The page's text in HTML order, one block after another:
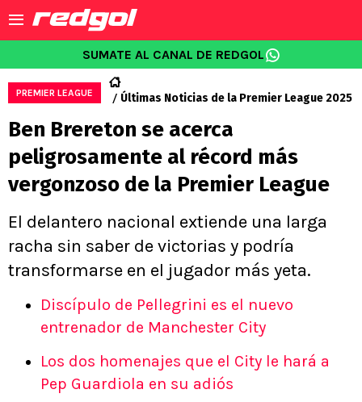
SUMATE AL CANAL DE REDGOL
PREMIER LEAGUE Últimas Noticias de la Premier League 2025
Ben Brereton se acerca
peligrosamente al récord más
vergonzoso de la Premier League
El delantero nacional extiende una larga
racha sin saber de victorias y podría
transformarse en el jugador más yeta.
Discípulo de Pellegrini es el nuevo
entrenador de Manchester City
Los dos homenajes que el City le hará a
Pep Guardiola en su adiós